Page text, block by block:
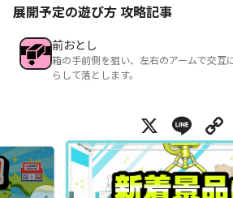
展開予定の遊び方 攻略記事
前おとし
箱の手前側を狙い、左右のアームで交互
らして落とします。
X Line